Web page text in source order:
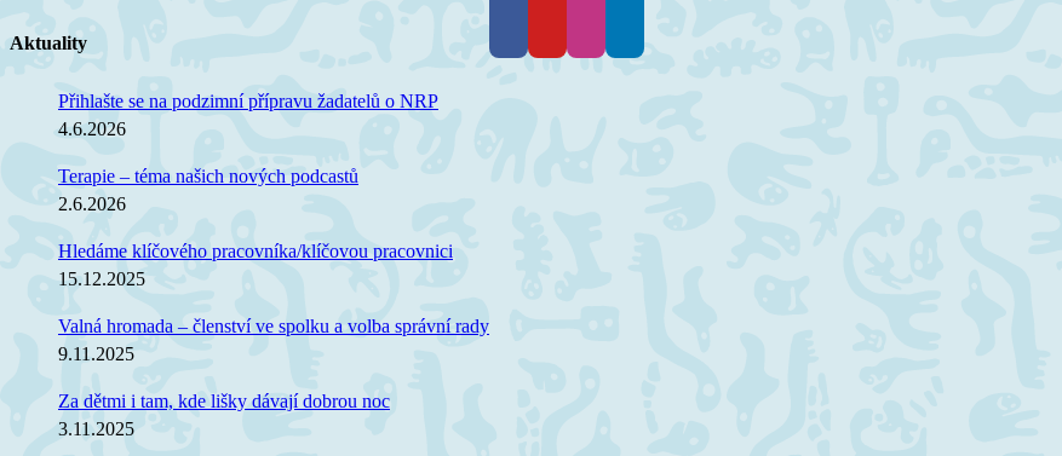
mail
Aktuality
Přihlašte se na podzimní přípravu žadatelů o NRP
4.6.2026
Terapie – téma našich nových podcastů
2.6.2026
Hledáme klíčového pracovníka/klíčovou pracovnici
15.12.2025
Valná hromada – členství ve spolku a volba správní rady
9.11.2025
Za dětmi i tam, kde lišky dávají dobrou noc
3.11.2025